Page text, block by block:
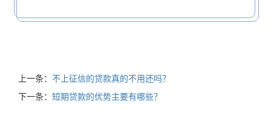
上一条： 不上征信的贷款真的不用还吗？
下一条： 短期贷款的优势主要有哪些？